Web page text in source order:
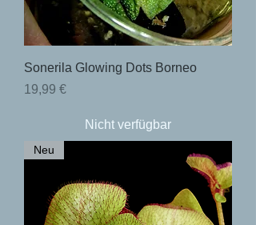
Sonerila Glowing Dots Borneo
Preis
19,99 €
Nicht verfügbar
Neu